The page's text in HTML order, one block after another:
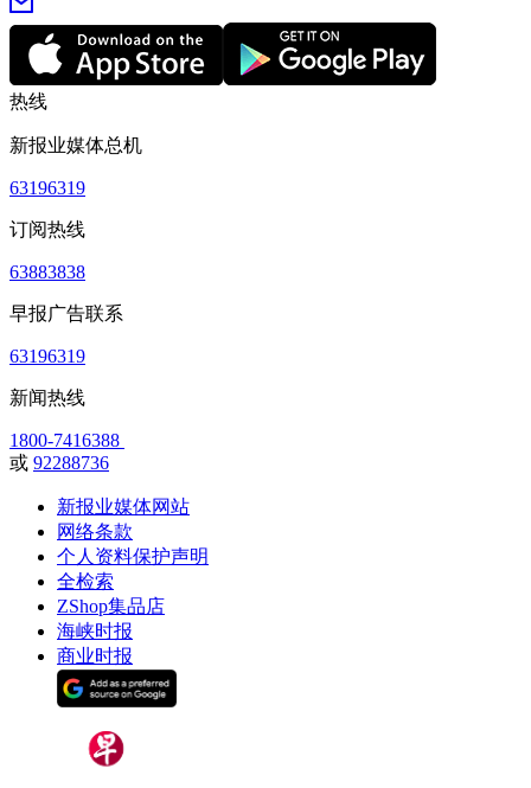
热线
新报业媒体总机
63196319
订阅热线
63883838
早报广告联系
63196319
新闻热线
1800-7416388
或 92288736
新报业媒体网站
网络条款
个人资料保护声明
全检索
ZShop集品店
海峡时报
商业时报